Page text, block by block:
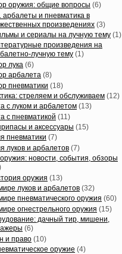
оружия: общие вопросы (6)
арбалеты и пневматика в
произведениях (3)
и сериалы на лучную тему (1)
произведения на
лучную тему (1)
лука (6)
арбалета (8)
пневматики (18)
стреляем и обслуживаем (12)
с луком и арбалетом (13)
с пневматикой (11)
и аксессуары (15)
пневматики (7)
луков и арбалетов (7)
новости, события, обзоры
оружия (13)
луков и арбалетов (32)
пневматического оружия (60)
огнестрельного оружия (15)
дачный тир, мишени,
(6)
и право (10)
оружие (4)